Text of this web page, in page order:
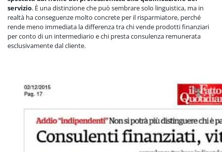
servizio. È una distinzione che può sembrare solo linguistica, ma in
realtà ha conseguenze molto concrete per il risparmiatore, perché
rende meno immediata la differenza tra chi vende prodotti finanziari
per conto di un intermediario e chi presta consulenza remunerata
esclusivamente dal cliente.